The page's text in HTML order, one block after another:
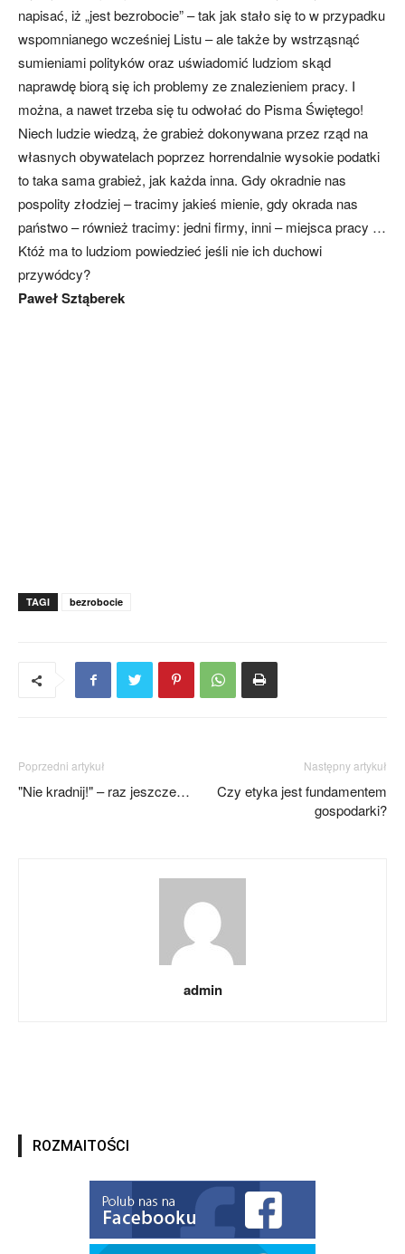
napisać, iż „jest bezrobocie” – tak jak stało się to w przypadku
wspomnianego wcześniej Listu – ale także by wstrząsnąć
sumieniami polityków oraz uświadomić ludziom skąd
naprawdę biorą się ich problemy ze znalezieniem pracy. I
można, a nawet trzeba się tu odwołać do Pisma Świętego!
Niech ludzie wiedzą, że grabież dokonywana przez rząd na
własnych obywatelach poprzez horrendalnie wysokie podatki
to taka sama grabież, jak każda inna. Gdy okradnie nas
pospolity złodziej – tracimy jakieś mienie, gdy okrada nas
państwo – również tracimy: jedni firmy, inni – miejsca pracy …
Któż ma to ludziom powiedzieć jeśli nie ich duchowi
przywódcy?
Paweł Sztąberek
TAGI bezrobocie
Poprzedni artykuł
"Nie kradnij!" – raz jeszcze…
Następny artykuł
Czy etyka jest fundamentem
gospodarki?
admin
ROZMAITOŚCI